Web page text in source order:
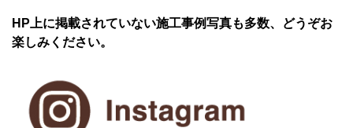
HP上に掲載されていない施工事例写真も多数、どうぞお
楽しみください。